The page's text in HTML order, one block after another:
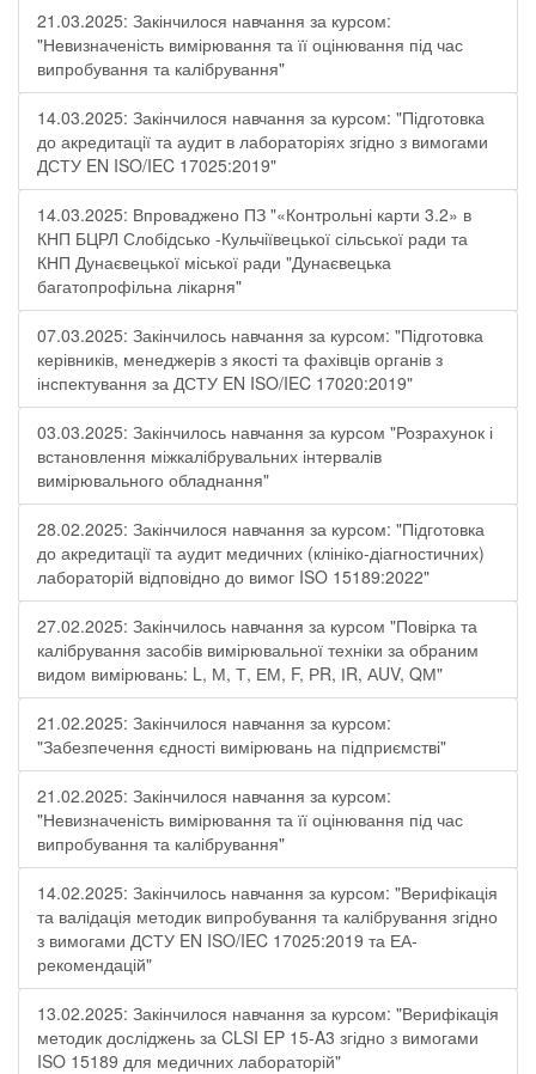
21.03.2025: Закінчилося навчання за курсом:
"Невизначеність вимірювання та її оцінювання під час
випробування та калібрування"
14.03.2025: Закінчилося навчання за курсом: "Підготовка
до акредитації та аудит в лабораторіях згідно з вимогами
ДСТУ EN ISO/IEC 17025:2019"
14.03.2025: Впроваджено ПЗ "«Контрольні карти 3.2» в
КНП БЦРЛ Слобідсько -Кульчіївецької сільської ради та
КНП Дунаєвецької міської ради "Дунаєвецька
багатопрофільна лікарня"
07.03.2025: Закінчилось навчання за курсом: "Підготовка
керівників, менеджерів з якості та фахівців органів з
інспектування за ДСТУ EN ISO/IEC 17020:2019"
03.03.2025: Закінчилось навчання за курсом "Розрахунок і
встановлення міжкалібрувальних інтервалів
вимірювального обладнання"
28.02.2025: Закінчилося навчання за курсом: "Підготовка
до акредитації та аудит медичних (клініко-діагностичних)
лабораторій відповідно до вимог ISO 15189:2022"
27.02.2025: Закінчилось навчання за курсом "Повірка та
калібрування засобів вимірювальної техніки за обраним
видом вимірювань: L, М, Т, ЕМ, F, РR, ІR, АUV, QМ"
21.02.2025: Закінчилося навчання за курсом:
"Забезпечення єдності вимірювань на підприємстві"
21.02.2025: Закінчилося навчання за курсом:
"Невизначеність вимірювання та її оцінювання під час
випробування та калібрування"
14.02.2025: Закінчилось навчання за курсом: "Верифікація
та валідація методик випробування та калібрування згідно
з вимогами ДСТУ EN ISO/IEC 17025:2019 та ЕА-
рекомендацій"
13.02.2025: Закінчилося навчання за курсом: "Верифікація
методик досліджень за CLSI EP 15-A3 згідно з вимогами
ISO 15189 для медичних лабораторій"